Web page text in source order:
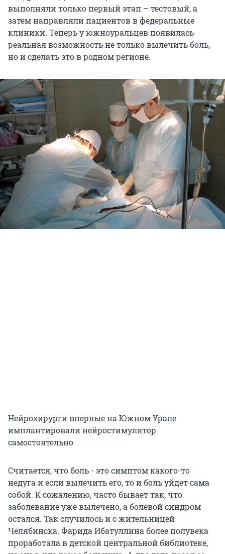
выполняли только первый этап – тестовый, а
затем направляли пациентов в федеральные
клиники. Теперь у южноуральцев появилась
реальная возможность не только вылечить боль,
но и сделать это в родном регионе.
Нейрохирурги впервые на Южном Урале
имплантировали нейростимулятор
самостоятельно
Считается, что боль - это симптом какого-то
недуга и если вылечить его, то и боль уйдет сама
собой. К сожалению, часто бывает так, что
заболевание уже вылечено, а болевой синдром
остался. Так случилось и с жительницей
Челябинска. Фарида Ибатуллина более полувека
проработала в детской центральной библиотеке,